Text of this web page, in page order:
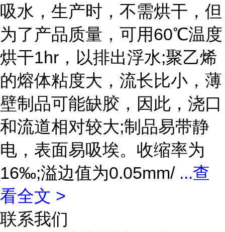
吸水，生产时，不需烘干，但
为了产品质量，可用60℃温度
烘干1hr，以排出浮水;聚乙烯
的熔体粘度大，流长比小，薄
壁制品可能缺胶，因此，浇口
和流道相对较大;制品易带静
电，表面易吸埃。收缩率为
16‰;溢边值为0.05mm/ ...查
看全文 >
联系我们